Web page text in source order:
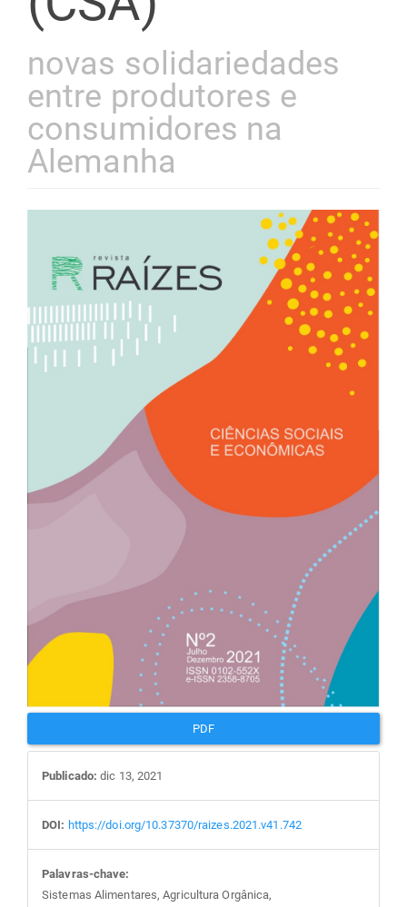
novas solidariedades
entre produtores e
consumidores na
Alemanha
lateral
de
artigos
PDF
Publicado: dic 13, 2021
DOI: https://doi.org/10.37370/raizes.2021.v41.742
Palavras-chave:
Sistemas Alimentares, Agricultura Orgânica,